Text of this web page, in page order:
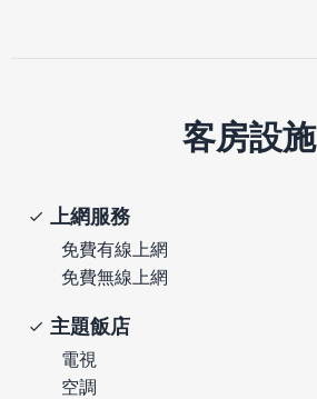
客房設施
上網服務
免費有線上網
免費無線上網
主題飯店
電視
空調